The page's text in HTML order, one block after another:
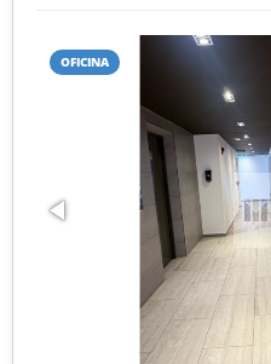
OFICINA